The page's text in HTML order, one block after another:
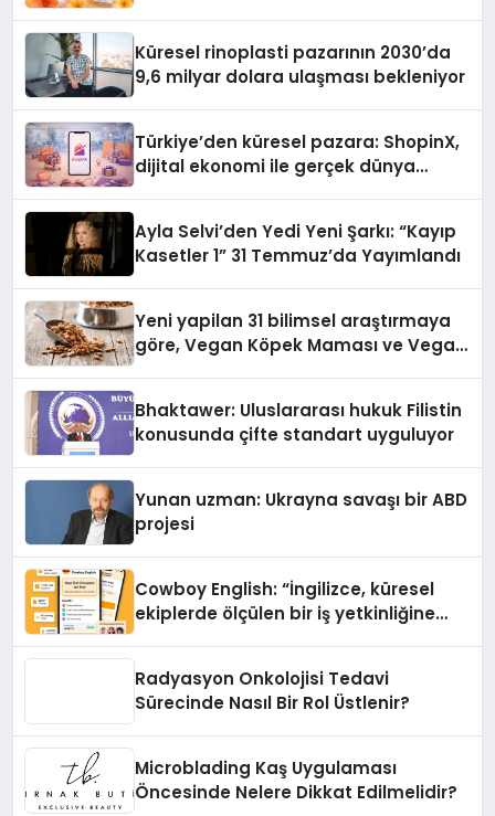
Küresel rinoplasti pazarının 2030’da
9,6 milyar dolara ulaşması bekleniyor
Türkiye’den küresel pazara: ShopinX,
dijital ekonomi ile gerçek dünya
Ayla Selvi’den Yedi Yeni Şarkı: “Kayıp
Kasetler 1” 31 Temmuz’da Yayımlandı
Yeni yapilan 31 bilimsel araştırmaya
göre, Vegan Köpek Maması ve Vegan
Bhaktawer: Uluslararası hukuk Filistin
konusunda çifte standart uyguluyor
Yunan uzman: Ukrayna savaşı bir ABD
projesi
Cowboy English: “İngilizce, küresel
ekiplerde ölçülen bir iş yetkinliğine
Radyasyon Onkolojisi Tedavi
Sürecinde Nasıl Bir Rol Üstlenir?
Microblading Kaş Uygulaması
Öncesinde Nelere Dikkat Edilmelidir?